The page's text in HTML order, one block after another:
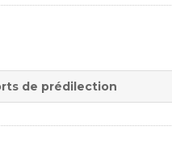
de prédilection